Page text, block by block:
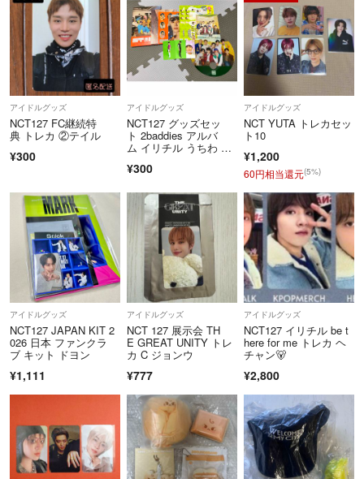
説明に書いてあるにもかかわらず商品到着後クレーム等
ある場合、今後お取引は致しかねます。
☆購入希望者が重なってしまった場合は、
こちらが提示した価格に近い方にお売りします。
☆ご希望の配送方法がある場合、購入前にお申し付けください。場合に
よってはお値段前後する場合ございます。
☆他サイトでも出品している為、
アイドルグッズ
NCT127 FC継続特
典 トレカ ②テイル
¥300
アイドルグッズ
NCT127 グッズセッ
ト 2baddies アルバ
ム イリチル うちわ ト
¥300
アイドルグッズ
NCT YUTA トレカセッ
ト10
¥1,200
60円相当還元(5%)
アイドルグッズ
NCT127 JAPAN KIT 2
026 日本 ファンクラ
ブ キット ドヨン
¥1,111
アイドルグッズ
NCT 127 展示会 TH
E GREAT UNITY トレ
カ C ジョンウ
¥777
アイドルグッズ
NCT127 イリチル be t
here for me トレカ ヘ
チャン🐻
¥2,800